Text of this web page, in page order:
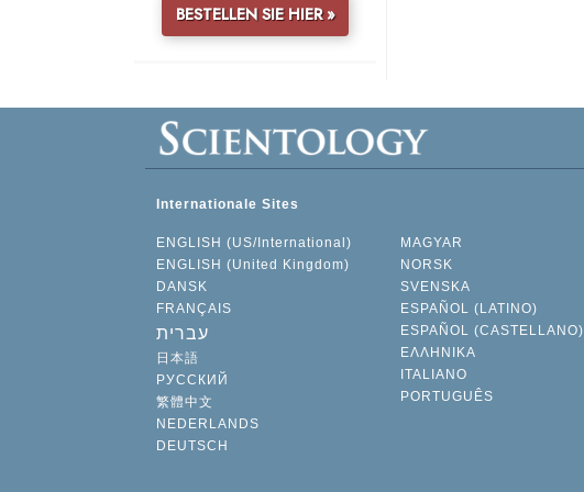
BESTELLEN SIE HIER »
Internationale Sites
ENGLISH (US/International)
ENGLISH (United Kingdom)
DANSK
FRANÇAIS
עברית
日本語
РУССКИЙ
繁體中文
NEDERLANDS
DEUTSCH
MAGYAR
NORSK
SVENSKA
ESPAÑOL (LATINO)
ESPAÑOL (CASTELLANO)
ΕΛΛΗΝΙΚA
ITALIANO
PORTUGUÊS